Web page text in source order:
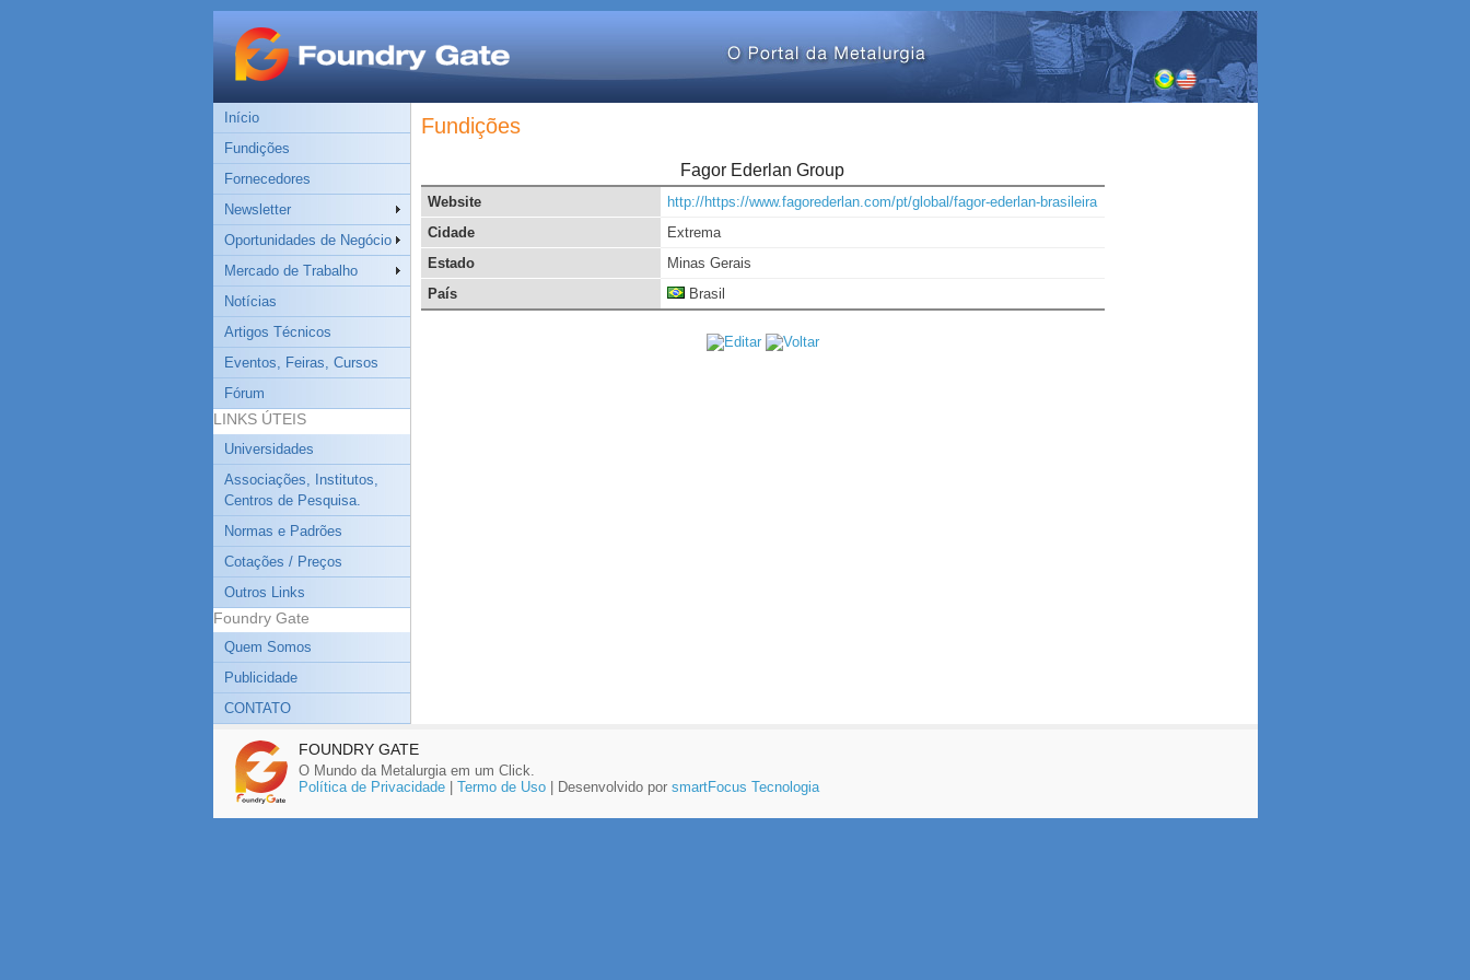
Início
Fundições
Fornecedores
Newsletter
Oportunidades de Negócio
Mercado de Trabalho
Notícias
Artigos Técnicos
Eventos, Feiras, Cursos
Fórum
LINKS ÚTEIS
Universidades
Associações, Institutos,
Centros de Pesquisa.
Normas e Padrões
Cotações / Preços
Outros Links
Foundry Gate
Quem Somos
Publicidade
CONTATO
Fundições
Fagor Ederlan Group
Website
http://https://www.fagorederlan.com/pt/global/fagor-ederlan-brasileira
Cidade
Extrema
Estado
Minas Gerais
País
Brasil
FOUNDRY GATE
O Mundo da Metalurgia em um Click.
Política de Privacidade| Termo de Uso| Desenvolvido por smartFocus Tecnologia